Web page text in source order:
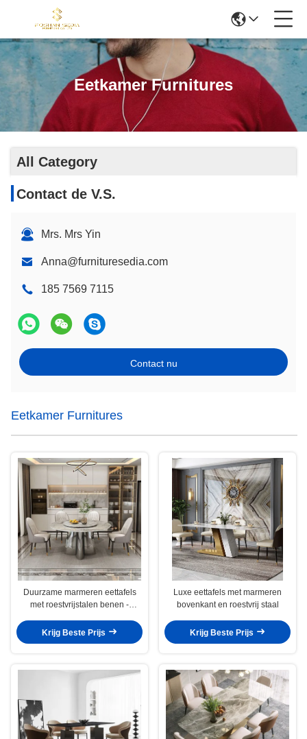
Eetkamer Furnitures
All Category
Contact de V.S.
Mrs. Mrs Yin
Anna@furnituresedia.com
185 7569 7115
Contact nu
Eetkamer Furnitures
Duurzame marmeren eettafels
met roestvrijstalen benen -
Krijg Beste Prijs
Luxe eettafels met marmeren
bovenkant en roestvrij staal
Krijg Beste Prijs